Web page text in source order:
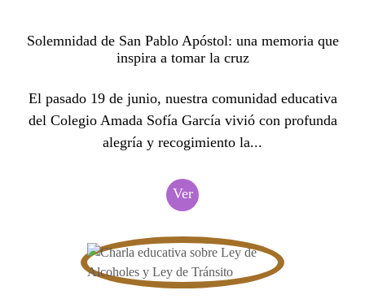
Solemnidad de San Pablo Apóstol: una memoria que
inspira a tomar la cruz
El pasado 19 de junio, nuestra comunidad educativa
del Colegio Amada Sofía García vivió con profunda
alegría y recogimiento la...
Ver